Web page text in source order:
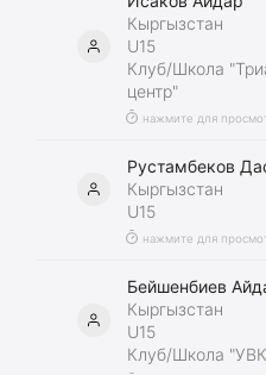
Кыргызстан
U15
Клуб/Школа
центр"
нажмите для
Рустамбеков
Кыргызстан
U15
нажмите для
Бейшенбиев
Кыргызстан
U15
Клуб/Школа